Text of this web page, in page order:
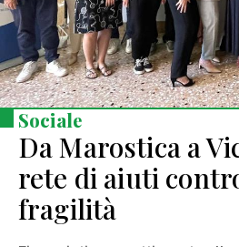
Sociale
Da Marostica a
rete di aiuti
fragilità